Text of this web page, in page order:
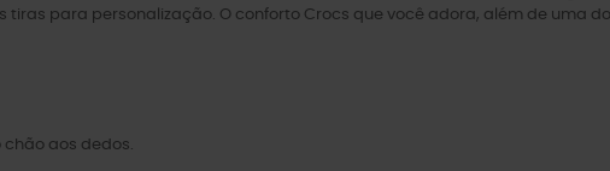
tiras para personalização. O conforto Crocs que você adora, além de uma
chão aos dedos.